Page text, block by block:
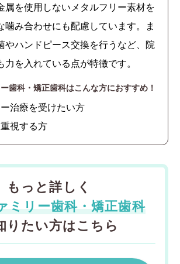
属を使用しないメタルフリー素材を
噛み合わせにも配慮しています。ま
やハンドピース交換を行うなど、院
を入れている点が特徴です。
歯科・矯正歯科はこんな方におすすめ！
治療を受けたい方
視する方
もっと詳しく
ミリー歯科・矯正歯科
りたい方はこちら